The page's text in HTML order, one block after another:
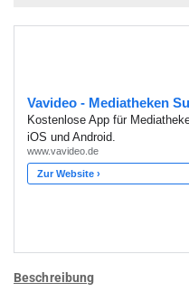
Beschreibung